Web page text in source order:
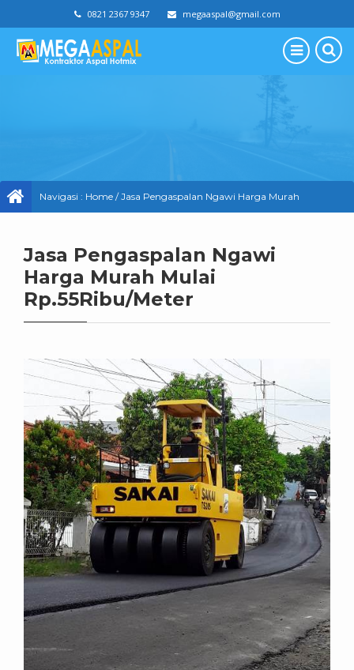
0821 2367 9347 megaaspal@gmail.com
Navigasi : Home /Jasa Pengaspalan Ngawi Harga Murah
Jasa Pengaspalan Ngawi
Harga Murah Mulai
Rp.55Ribu/Meter